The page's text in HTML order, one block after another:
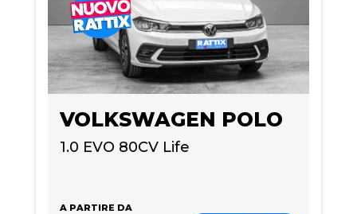
VOLKSWAGEN POLO
1.0 EVO 80CV Life
A PARTIRE DA